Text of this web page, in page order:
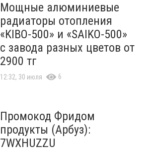
Мощные алюминиевые
радиаторы отопления
«KIBO-500» и «SAIKO-500»
с завода разных цветов от
2900 тг
12:32, 30 июля 6
Промокод Фридом
продукты (Арбуз):
7WXHUZZU